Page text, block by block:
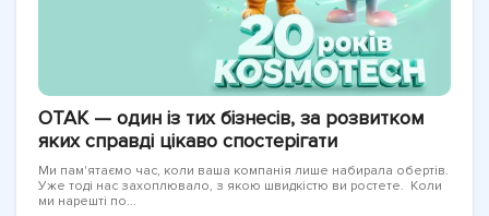
OTAK — один із тих бізнесів, за розвитком
яких справді цікаво спостерігати
Ми пам'ятаємо час, коли ваша компанія лише набирала обертів.
Уже тоді нас захоплювало, з якою швидкістю ви ростете. Коли
ми нарешті по...